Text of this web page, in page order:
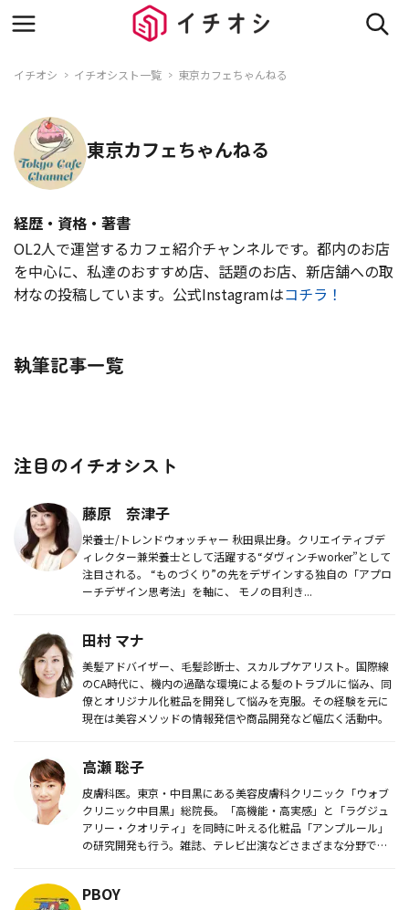
イチオシ イチオシスト一覧 東京カフェちゃんねる
東京カフェちゃんねる
経歴・資格・著書
OL2人で運営するカフェ紹介チャンネルです。都内のお店
を中心に、私達のおすすめ店、話題のお店、新店舗への取
材なの投稿しています。公式Instagramはコチラ！
執筆記事一覧
注目のイチオシスト
藤原 奈津子
栄養士/トレンドウォッチャー 秋田県出身。 クリエイティブデ
ィレクター兼栄養士として活躍する“ダヴィンチworker”として
注⽬される。 “ものづくり”の先をデザインする独自の「アプロ
ーチデザイン思考法」を軸に、 モノの目利き...
田村 マナ
美髪アドバイザー、毛髪診断士、スカルプケアリスト。国際線
のCA時代に、機内の過酷な環境による髪のトラブルに悩み、同
僚とオリジナル化粧品を開発して悩みを克服。その経験を元に
現在は美容メソッドの情報発信や商品開発など幅広く活動中。
高瀬 聡子
皮膚科医。東京・中目黒にある美容皮膚科クリニック「ウォブ
クリニック中目黒」総院長。「高機能・高実感」と「ラグジュ
アリー・クオリティ」を同時に叶える化粧品「アンプルール」
の研究開発も行う。雑誌、テレビ出演などさまざまな分野で活
PBOY